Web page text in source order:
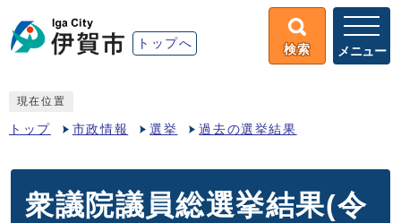
トップへ 検索 メニュー
現在位置
トップ 市政情報 選挙 過去の選挙結果
衆議院議員総選挙結果(令